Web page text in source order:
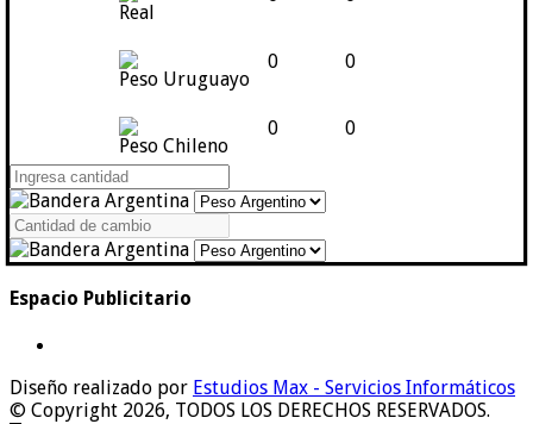
Real
Peso Uruguayo
0 0
Peso Chileno
0 0
Espacio Publicitario
Diseño realizado por Estudios Max - Servicios Informáticos
© Copyright 2026, TODOS LOS DERECHOS RESERVADOS.